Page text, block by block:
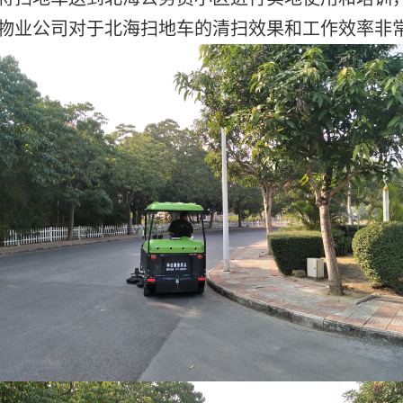
业公司对于北海扫地车的清扫效果和工作效率非